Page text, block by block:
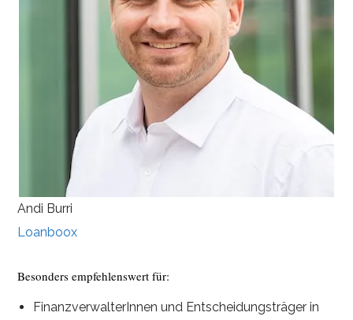
Andi Burri
Loanboox
Besonders empfehlenswert für:
FinanzverwalterInnen und Entscheidungsträger in